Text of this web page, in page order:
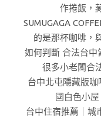
作捲飯，
SUMUGAGA
的是那杯咖啡，
如何判斷 合法台中
很多小老闆合
台中北屯隱藏版
國白色小
台中住宿推薦｜